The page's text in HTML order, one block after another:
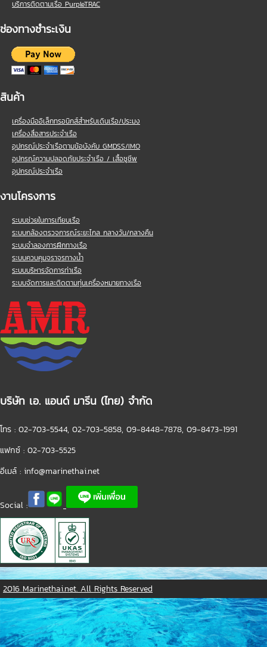
บริการติดตามเรือ PurpleTRAC
ช่องทางชำระเงิน
สินค้า
เครื่องมืออิเล็กทรอนิกส์สำหรับเดินเรือ/ประมง
เครื่องสื่อสารประจำเรือ
อุปกรณ์ประจำเรือตามข้อบังคับ GMDSS/IMO
อุปกรณ์ความปลอดภัยประจำเรือ / เสื้อชูชีพ
อุปกรณ์ประจำเรือ
งานโครงการ
ระบบช่วยในการเทียบเรือ
ระบบกล้องตรวจการณ์ระยะไกล กลางวัน/กลางคืน
ระบบจำลองการฝึกทางเรือ
ระบบควบคุมจราจรทางน้ำ
ระบบบริหารจัดการท่าเรือ
ระบบจัดการและติดตามทุ่นเครื่องหมายทางเรือ
บริษัท เอ. แอนด์ มารีน (ไทย) จำกัด
โทร : 02-703-5544, 02-703-5858, 09-8448-7878, 09-8473-1991
แฟกซ์ : 02-703-5525
อีเมล์ : info@marinethai.net
Social :
2016 Marinethai.net. All Rights Reserved